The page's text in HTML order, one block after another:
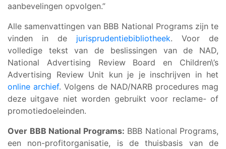
aanbevelingen opvolgen.”
Alle samenvattingen van BBB National Programs zijn te
vinden in de jurisprudentiebibliotheek. Voor de
volledige tekst van de beslissingen van de NAD,
National Advertising Review Board en Children\’s
Advertising Review Unit kun je je inschrijven in het
online archief. Volgens de NAD/NARB procedures mag
deze uitgave niet worden gebruikt voor reclame- of
promotiedoeleinden.
Over BBB National Programs: BBB National Programs,
een non-profitorganisatie, is de thuisbasis van de